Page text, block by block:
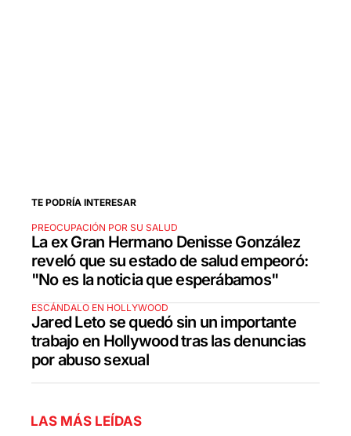
TE PODRÍA INTERESAR
PREOCUPACIÓN POR SU SALUD
La ex Gran Hermano Denisse González
reveló que su estado de salud empeoró:
"No es la noticia que esperábamos"
ESCÁNDALO EN HOLLYWOOD
Jared Leto se quedó sin un importante
trabajo en Hollywood tras las denuncias
por abuso sexual
LAS MÁS LEÍDAS